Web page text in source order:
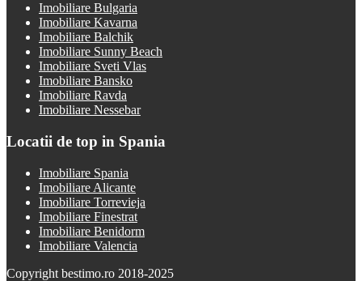
Imobiliare Bulgaria
Imobiliare Kavarna
Imobiliare Balchik
Imobiliare Sunny Beach
Imobiliare Sveti Vlas
Imobiliare Bansko
Imobiliare Ravda
Imobiliare Nessebar
Locatii de top in Spania
Imobiliare Spania
Imobiliare Alicante
Imobiliare Torrevieja
Imobiliare Finestrat
Imobiliare Benidorm
Imobiliare Valencia
Copyright bestimo.ro 2018-2025